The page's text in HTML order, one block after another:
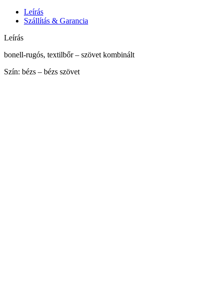
Leírás
Szállítás & Garancia
Leírás
bonell-rugós, textilbőr – szövet kombinált
Szín: bézs – bézs szövet